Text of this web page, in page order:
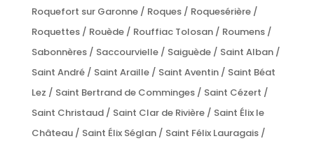
Roquefort sur Garonne / Roques / Roquesérière /
Roquettes / Rouède / Rouffiac Tolosan / Roumens /
Sabonnères / Saccourvielle / Saiguède / Saint Alban /
Saint André / Saint Araille / Saint Aventin / Saint Béat
Lez / Saint Bertrand de Comminges / Saint Cézert /
Saint Christaud / Saint Clar de Rivière / Saint Élix le
Château / Saint Élix Séglan / Saint Félix Lauragais /